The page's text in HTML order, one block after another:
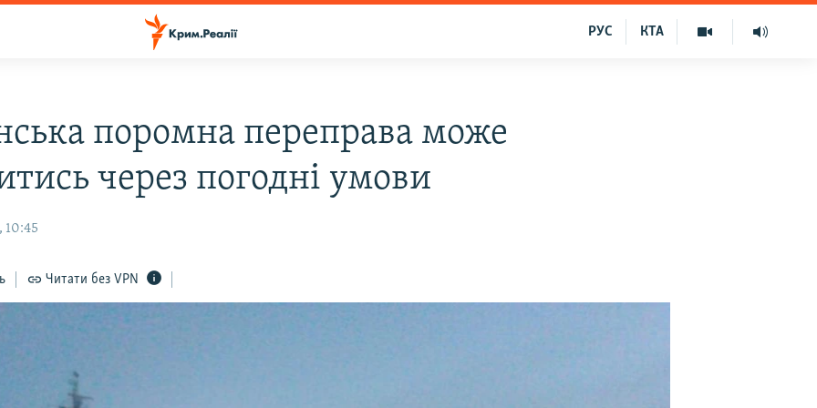
КТА
РУС
поромна переправа може
через погодні умови
10:45
Читати без VPN